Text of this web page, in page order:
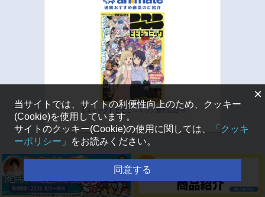
【コミック】ビビビコミック創刊記念号
×
当サイトでは、サイトの利便性向上のため、クッキー
(Cookie)を使用しています。
サイトのクッキー(Cookie)の使用に関しては、
「クッキ
ーポリシー」
をお読みください。
同意する